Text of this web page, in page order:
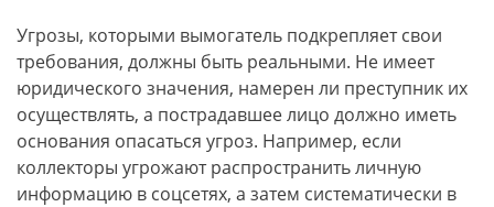
Угрозы, которыми вымогатель подкрепляет свои
требования, должны быть реальными. Не имеет
юридического значения, намерен ли преступник их
осуществлять, а пострадавшее лицо должно иметь
основания опасаться угроз. Например, если
коллекторы угрожают распространить личную
информацию в соцсетях, а затем систематически в